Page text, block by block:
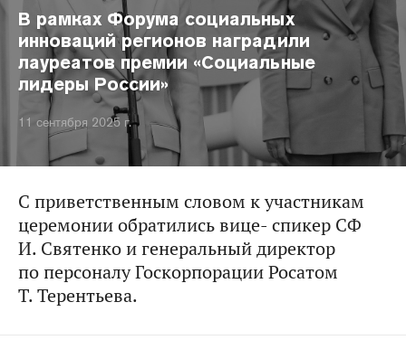
В рамках Форума социальных
инноваций регионов наградили
лауреатов премии «Социальные
лидеры России»
11 сентября 2025 г.
С приветственным словом к участникам
церемонии обратились вице- спикер СФ
И. Святенко и генеральный директор
по персоналу Госкорпорации Росатом
Т. Терентьева.